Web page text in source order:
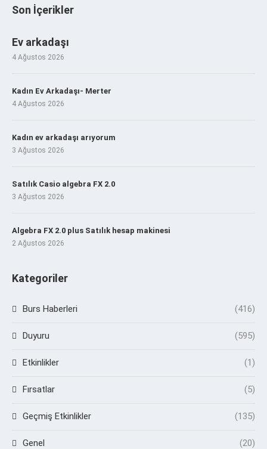
Son İçerikler
Ev arkadaşı
4 Ağustos 2026
Kadın Ev Arkadaşı- Merter
4 Ağustos 2026
Kadın ev arkadaşı arıyorum
3 Ağustos 2026
Satılık Casio algebra FX 2.0
3 Ağustos 2026
Algebra FX 2.0 plus Satılık hesap makinesi
2 Ağustos 2026
Kategoriler
Burs Haberleri (416)
Duyuru (595)
Etkinlikler (1)
Fırsatlar (5)
Geçmiş Etkinlikler (135)
Genel (20)